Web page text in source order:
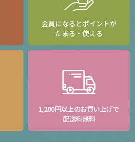
会員になるとポイントが
たまる・使える
1,200円以上のお買い上げで
配送料無料